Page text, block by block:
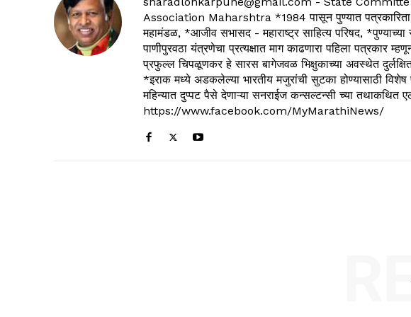
Association Maharshtra *1984 पासून पुण्यात
महामंडळ, *आजीव सभासद - महाराष्ट्र साहित्य परिषद,
पाणीपुरवठा यंत्रणेचा प्रत्यक्षात माग काढणारा पहिला पत्रकार
प्रफुल्ल चिपळूणकर हे सारस बागेजवळ भिक्षुकाच्या अवस्थेत
*इराक मध्ये अडकलेल्या भारतीय मजुरांची सुटका होण्यासाठी
महिन्यात दुप्पट पैसे देणाऱ्या सनराईज कन्सल्टन्सी च्या तथाकथित
https://www.facebook.com/MyMarathiNews/